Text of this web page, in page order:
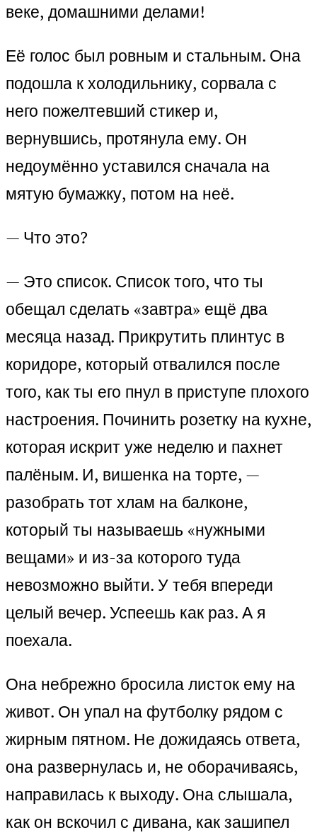
веке, домашними делами!
Её голос был ровным и стальным. Она
подошла к холодильнику, сорвала с
него пожелтевший стикер и,
вернувшись, протянула ему. Он
недоумённо уставился сначала на
мятую бумажку, потом на неё.
— Что это?
— Это список. Список того, что ты
обещал сделать «завтра» ещё два
месяца назад. Прикрутить плинтус в
коридоре, который отвалился после
того, как ты его пнул в приступе плохого
настроения. Починить розетку на кухне,
которая искрит уже неделю и пахнет
палёным. И, вишенка на торте, —
разобрать тот хлам на балконе,
который ты называешь «нужными
вещами» и из-за которого туда
невозможно выйти. У тебя впереди
целый вечер. Успеешь как раз. А я
поехала.
Она небрежно бросила листок ему на
живот. Он упал на футболку рядом с
жирным пятном. Не дожидаясь ответа,
она развернулась и, не оборачиваясь,
направилась к выходу. Она слышала,
как он вскочил с дивана, как зашипел